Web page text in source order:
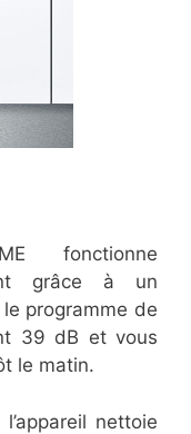
fonctionne
grâce à un
programme de
39 dB et vous
le matin.
nettoie